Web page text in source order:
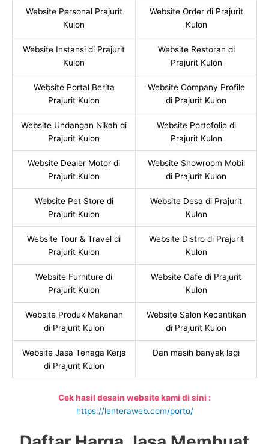
Website Personal Prajurit
Kulon
Website Order di Prajurit
Kulon
Website Instansi di Prajurit
Kulon
Website Restoran di
Prajurit Kulon
Website Portal Berita
Prajurit Kulon
Website Company Profile
di Prajurit Kulon
Website Undangan Nikah di
Prajurit Kulon
Website Portofolio di
Prajurit Kulon
Website Dealer Motor di
Prajurit Kulon
Website Showroom Mobil
di Prajurit Kulon
Website Pet Store di
Prajurit Kulon
Website Desa di Prajurit
Kulon
Website Tour & Travel di
Prajurit Kulon
Website Distro di Prajurit
Kulon
Website Furniture di
Prajurit Kulon
Website Cafe di Prajurit
Kulon
Website Produk Makanan
di Prajurit Kulon
Website Salon Kecantikan
di Prajurit Kulon
Website Jasa Tenaga Kerja
di Prajurit Kulon
Dan masih banyak lagi
Cek hasil desain website kami di sini :
https://lenteraweb.com/porto/